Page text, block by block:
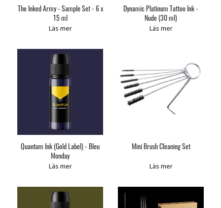
The Inked Army - Sample Set - 6 x
15 ml
Läs mer
Dynamic Platinum Tattoo Ink -
Nude (30 ml)
Läs mer
Quantum Ink (Gold Label) - Bleu
Monday
Läs mer
Mini Brush Cleaning Set
Läs mer